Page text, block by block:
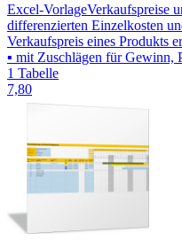
Excel-VorlageVerkaufspreise
differenzierten Einzelkosten
Verkaufspreis eines Produkts
▪ mit Zuschlägen für Gewinn,
1 Tabelle
7,80